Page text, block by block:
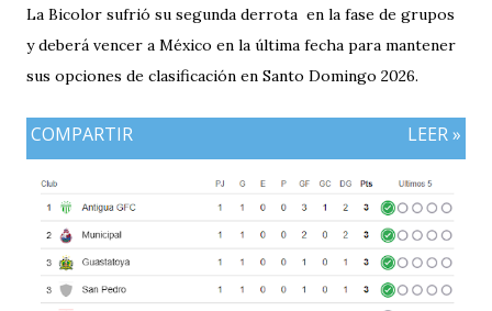
La Bicolor sufrió su segunda derrota en la fase de grupos
y deberá vencer a México en la última fecha para mantener
sus opciones de clasificación en Santo Domingo 2026.
COMPARTIR LEER »